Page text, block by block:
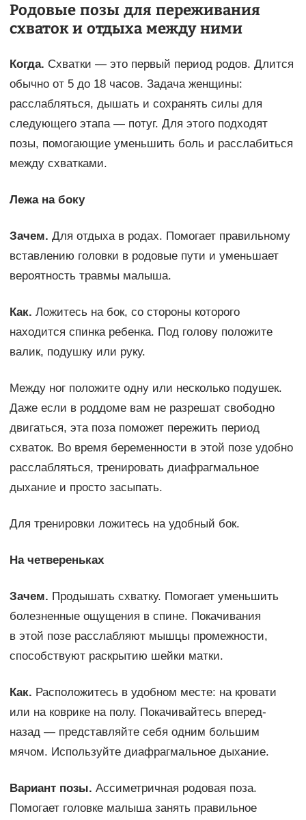
Родовые позы для переживания
схваток и отдыха между ними
Когда. Схватки — это первый период родов. Длится
обычно от 5 до 18 часов. Задача женщины:
расслабляться, дышать и сохранять силы для
следующего этапа — потуг. Для этого подходят
позы, помогающие уменьшить боль и расслабиться
между схватками.
Лежа на боку
Зачем. Для отдыха в родах. Помогает правильному
вставлению головки в родовые пути и уменьшает
вероятность травмы малыша.
Как. Ложитесь на бок, со стороны которого
находится спинка ребенка. Под голову положите
валик, подушку или руку.
Между ног положите одну или несколько подушек.
Даже если в роддоме вам не разрешат свободно
двигаться, эта поза поможет пережить период
схваток. Во время беременности в этой позе удобно
расслабляться, тренировать диафрагмальное
дыхание и просто засыпать.
Для тренировки ложитесь на удобный бок.
На четвереньках
Зачем. Продышать схватку. Помогает уменьшить
болезненные ощущения в спине. Покачивания
в этой позе расслабляют мышцы промежности,
способствуют раскрытию шейки матки.
Как. Расположитесь в удобном месте: на кровати
или на коврике на полу. Покачивайтесь вперед-
назад — представляйте себя одним большим
мячом. Используйте диафрагмальное дыхание.
Вариант позы. Ассиметричная родовая поза.
Помогает головке малыша занять правильное